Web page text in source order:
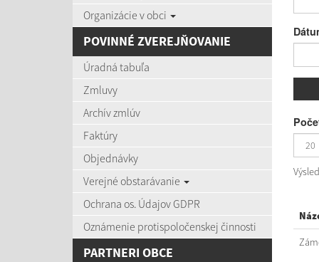
Organizácie v obci
POVINNÉ ZVEREJŇOVANIE
Úradná tabuľa
Zmluvy
Archív zmlúv
Faktúry
Objednávky
Verejné obstarávanie
Ochrana os. Údajov GDPR
Oznámenie protispoločenskej činnosti
PARTNERI OBCE